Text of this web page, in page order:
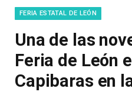
FERIA ESTATAL DE LEÓN
Una de las
Feria de León
Capibaras en